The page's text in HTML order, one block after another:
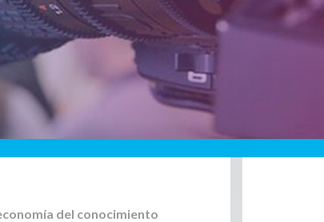
del conocimiento